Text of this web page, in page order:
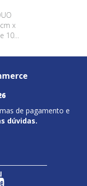
x
10
de pagamento e
dúvidas.